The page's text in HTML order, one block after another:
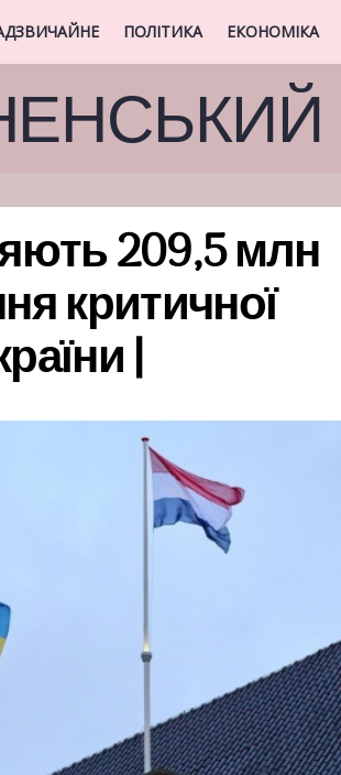
ПОЛІТИКА ЕКОНОМІКА
209,5 млн
критичної
|